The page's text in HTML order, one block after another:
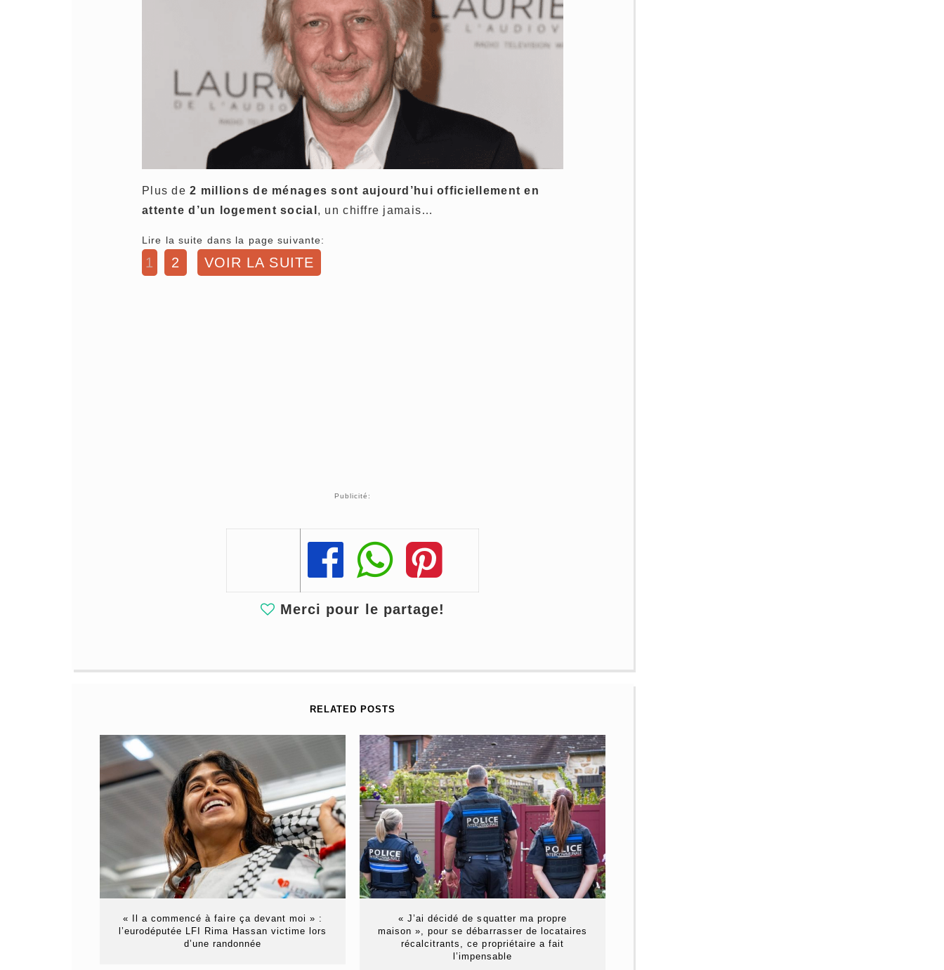
Plus de2 millions de ménages sont aujourd’hui officiellement en
attente d’un logement social , un chiffre jamais…
Lire la suite dans la page suivante:
1 2 VOIR LA SUITE
Publicité:
Share
Share
Share
Merci pour le partage!
RELATED POSTS
« Il a commencé à faire ça devant moi » :
l’eurodéputée LFI Rima Hassan victime lors
d’une randonnée
« J’ai décidé de squatter ma propre
maison », pour se débarrasser de locataires
récalcitrants, ce propriétaire a fait
l’impensable